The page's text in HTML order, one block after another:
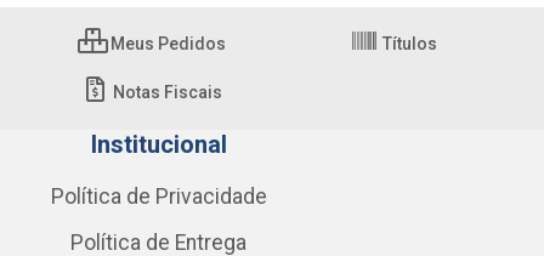
Meus Pedidos Títulos
Notas Fiscais
Institucional
Política de Privacidade
Política de Entrega